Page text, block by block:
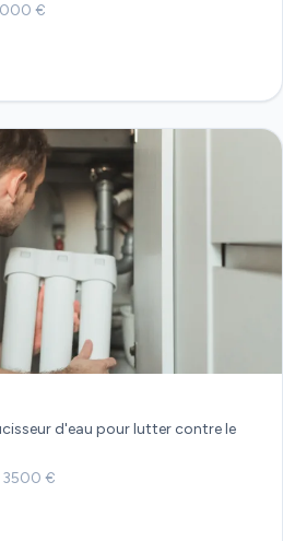
€
d'eau pour lutter contre le
3500 €